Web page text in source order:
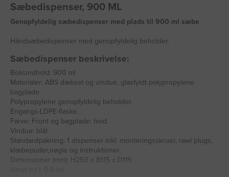
Sæbedispenser, 900 ML
Genopfyldelig sæbedispenser med plads til 900 ml sæbe
Håndsæbedispenser med genopfyldelig beholder.
Sæbedispenser beskrivelse:
Boksindhold: 900 ml
Materialer: ABS dæksel og vindue, glasfyldt polypropylene
bagplade.
Polypropylene genopfyldelig beholder.
Engangs-LDPE-flaske.
Farve: Front og bagplade: hvid.
Vindue: blåt.
Standardpakning: 1 dispenser inkl. monteringsskruer, rawl plugs,
klæbepuder,nøgle og instruktioner.
Dimensioner (mm): H250 x B115 x D115